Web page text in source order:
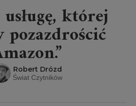
której
pozazdrościć
Robert Drózd
Świat Czytników